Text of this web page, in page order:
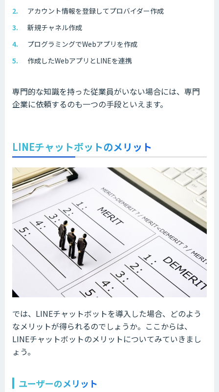
アカウント情報を登録してプロバイダー作成
新規チャネル作成
プログラミングでWebアプリを作成
作成したWebアプリとLINEを連携
専門的な知識を持った従業員がいない場合には、専門
企業に依頼するのも一つの手段といえます。
LINEチャットボットのメリット
では、LINEチャットボットを導入した場合、どのよう
なメリットが得られるのでしょうか。ここからは、
LINEチャットボットのメリットについてみていきまし
ょう。
ユーザーのメリット